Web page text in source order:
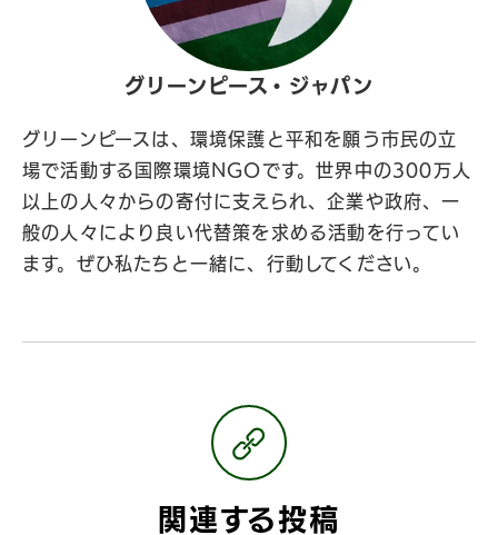
グリーンピース・ジャパン
グリーンピースは、環境保護と平和を願う市民の立
場で活動する国際環境NGOです。世界中の300万人
以上の人々からの寄付に支えられ、企業や政府、一
般の人々により良い代替策を求める活動を行ってい
ます。ぜひ私たちと一緒に、行動してください。
関連する投稿